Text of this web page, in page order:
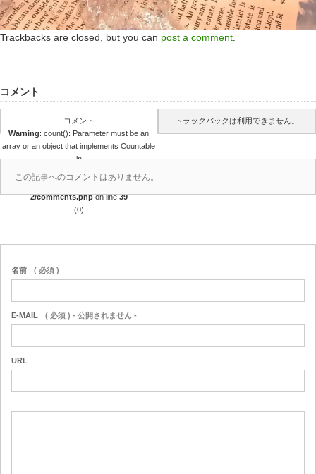
Trackbacks are closed, but you can post a comment.
コメント
コメント
Warning: count(): Parameter must be an
array or an object that implements Countable
in
/home/r4688280/public_html/takedataro.c
2/comments.phpon line39
(0)
トラックバックは利用できません。
この記事へのコメントはありません。
名前 ( 必須 )
E-MAIL ( 必須 ) - 公開されません -
URL